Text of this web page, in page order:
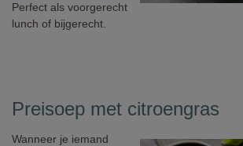
Perfect als voorgerecht
lunch of bijgerecht.
Preisoep met citroengras
Wanneer je iemand